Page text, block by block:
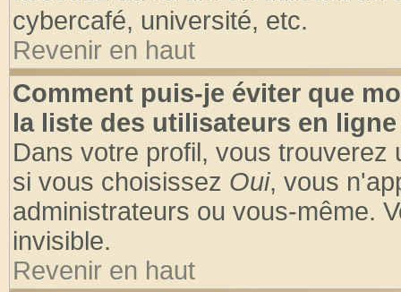
cybercafé, université, etc.
Revenir en haut
Comment puis-je éviter que
la liste des utilisateurs en
Dans votre profil, vous trouverez
si vous choisissez Oui, vous
administrateurs ou vous-même.
invisible.
Revenir en haut